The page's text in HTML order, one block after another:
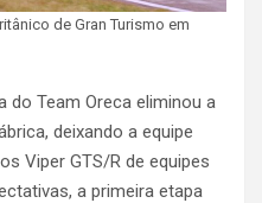
de Gran Turismo em
do Team Oreca eliminou a
deixando a equipe
Viper GTS/R de equipes
a primeira etapa